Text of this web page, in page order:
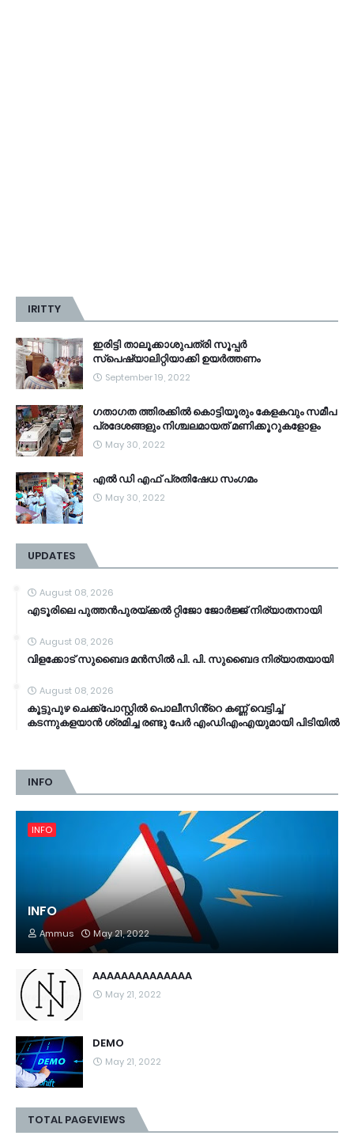
IRITTY
ഇരിട്ടി താലൂക്കാശുപത്രി സൂപ്പർ
സ്‌പെഷ്യാലിറ്റിയാക്കി ഉയർത്തണം
September 19, 2022
ഗതാഗത ത്തിരക്കിൽ കൊട്ടിയൂരും കേളകവും സമീപ
പ്രദേശങ്ങളും നിശ്ചലമായത് മണിക്കൂറുകളോളം
May 30, 2022
എൽ ഡി എഫ് പ്രതിഷേധ സംഗമം
May 30, 2022
UPDATES
August 08, 2026
എടൂരിലെ പുത്തൻപുരയ്ക്കൽ റ്റിജോ ജോർജ്ജ് നിര്യാതനായി
August 08, 2026
വിളക്കോട് സുബൈദ മൻസിൽ പി. പി. സുബൈദ നിര്യാതയായി
August 08, 2026
കൂട്ടുപുഴ ചെക്ക്പോസ്റ്റിൽ പൊലീസിൻ്റെ കണ്ണ് വെട്ടിച്ച്
കടന്നുകളയാൻ ശ്രമിച്ച രണ്ടു പേർ എംഡിഎംഎയുമായി പിടിയിൽ
INFO
INFO
INFO
Ammus May 21, 2022
AAAAAAAAAAAAAA
May 21, 2022
DEMO
May 21, 2022
TOTAL PAGEVIEWS